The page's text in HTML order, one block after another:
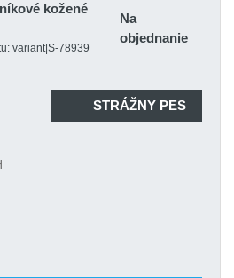
kožené
variant|S-78939
Na
objednanie
kožené
variant|S-78940
Na
objednanie
kožené
kožené
STRÁŽNY PES